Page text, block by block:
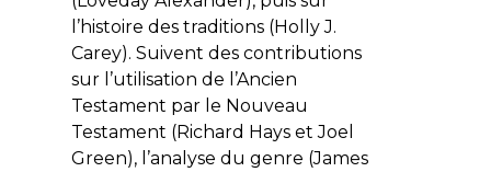
l’histoire des traditions (Holly J.
Carey). Suivent des contributions
sur l’utilisation de l’Ancien
Testament par le Nouveau
Testament (Richard Hays et Joel
Green), l’analyse du genre (James